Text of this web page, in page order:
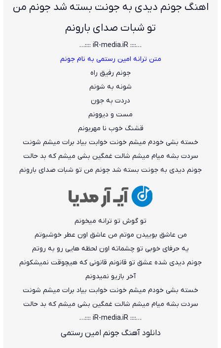
اهنگ جونم دیدی به جونت بسته شد جونم من
تو شبات صدای بارونم
…:::: iR-media.iR ::::…
متن ترانه امین رستمی به نام جونم
جونم رفیق راه
شونه به شونم
دردت به جون
مست و دیوونم
قشنگ خوب نا مهربونم
خسته بشی خودم میشم خونت خوابت بیاد برات میشم شونت
سردت بشه میام میشم شالت غمگین بشی میشم که بد حالت
جونم دیدی به جونت بسته شد جونم من تو شبات صدای بارونم
تو گوش تو ترانه میخونم
من عاشق بوییدن موتم من عاشق اون عطر خوشبوتم
یه حرفای خوبی تو چشماته اون لحظه هایی رو به روتم
جونم دیدی شده عشق تو قانونم قانونی که هیچوقت نمیشکونم
آخر بازیو نمیدونم
خسته بشی خودم میشم خونت خوابت بیاد برات میشم شونت
سردت بشه میام میشم شالت غمگین بشی میشم که بد حالت
…:::: iR-media.iR ::::…
دانلود آهنگ جونم امین رستمی